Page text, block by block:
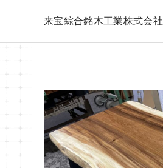
来宝綜合銘木工業株式会社